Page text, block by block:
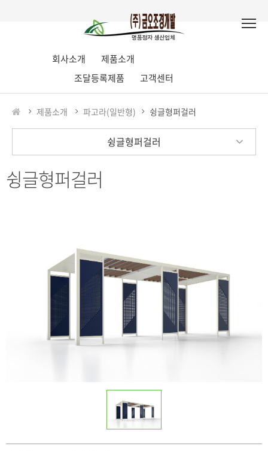
회사소개
제품소개
조달등록제품
고객센터
제품소개 파고라(일반형) 슁글형퍼걸러
슁글형퍼걸러
슁글형퍼걸러